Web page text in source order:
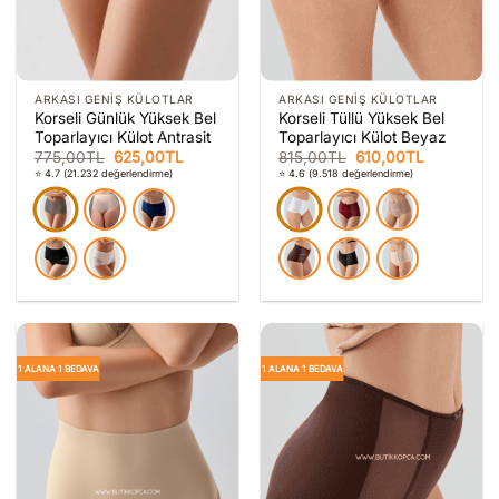
ARKASI GENIŞ KÜLOTLAR
Korseli Günlük Yüksek Bel
Toparlayıcı Külot Antrasit
775,00TL Orijinal
fiyat:
775,00TL.
625,00TLŞu
⭐ 4.7 (21.232 değerlendirme)
ARKASI GENIŞ KÜLOTLAR
Korseli Tüllü Yüksek Bel
Toparlayıcı Külot Beyaz
815,00TL Orijinal
fiyat:
815,00TL.
610,00TLŞu
⭐ 4.6 (9.518 değerlendirme)
1 ALANA 1 BEDAVA 1 ALANA 1 BEDAVA